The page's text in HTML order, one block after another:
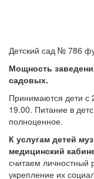
Детский сад № 786
Мощность
садовых.
Принимаются дети с
19.00. Питание в
полноценное.
К услугам детей
медицинский
считаем личностный
укрепление их